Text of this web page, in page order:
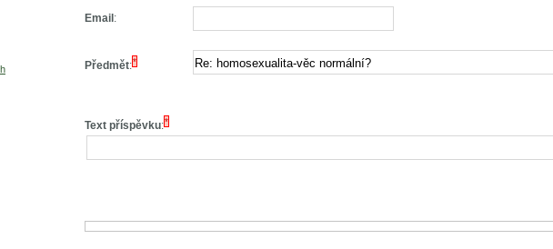
Email :
Předmět:*
Text příspěvku:*